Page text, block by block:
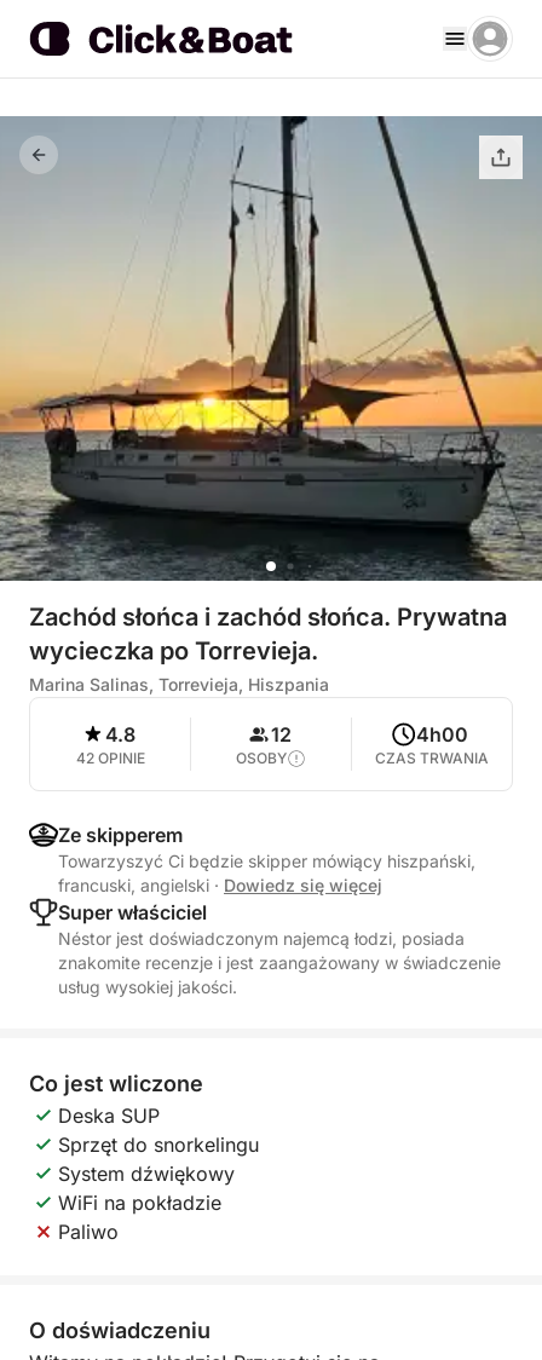
Zachód słońca i zachód słońca. Prywatna
wycieczka po Torrevieja.
Marina Salinas, Torrevieja, Hiszpania
4.8
42 OPINIE
12
OSOBY
4h00
CZAS TRWANIA
Ze skipperem
Towarzyszyć Ci będzie skipper mówiący hiszpański,
francuski, angielski · Dowiedz się więcej
Super właściciel
Néstor jest doświadczonym najemcą łodzi, posiada
znakomite recenzje i jest zaangażowany w świadczenie
usług wysokiej jakości.
Co jest wliczone
Deska SUP
Sprzęt do snorkelingu
System dźwiękowy
WiFi na pokładzie
Paliwo
O doświadczeniu